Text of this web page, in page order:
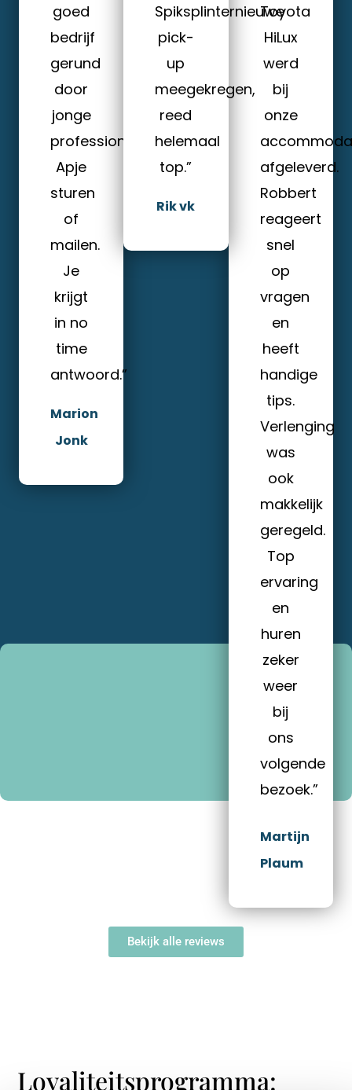
goed
bedrijf
gerund
door
jonge
professionals.
Apje
sturen
of
mailen.
Je
krijgt
in no
time
antwoord.”
Marion
Jonk
Toyota
HiLux
werd
bij
onze
afgeleverd.
Robbert
reageert
snel
op
vragen
en
heeft
handige
tips.
Verlenging
was
ook
makkelijk
geregeld.
Top
ervaring
en
huren
zeker
weer
bij
ons
volgende
bezoek.”
Martijn
Plaum
Spiksplinternieuwe
pick-
up
meegekregen,
reed
helemaal
top.”
Rik vk
Bekijk alle reviews
Loyaliteitsprogramma: